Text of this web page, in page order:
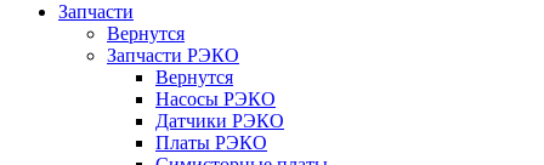
Запчасти
Вернутся
Запчасти РЭКО
Вернутся
Насосы РЭКО
Датчики РЭКО
Платы РЭКО